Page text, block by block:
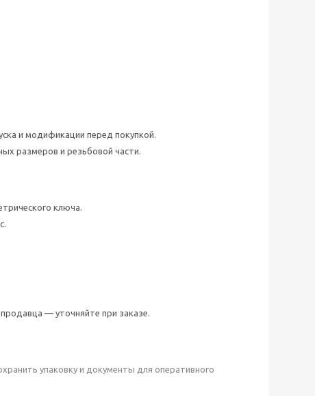
и модификации перед покупкой.
размеров и резьбовой части.
ключа.
— уточняйте при заказе.
упаковку и документы для оперативного